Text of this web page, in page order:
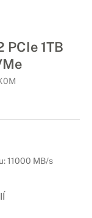
1TB
11000 MB/s